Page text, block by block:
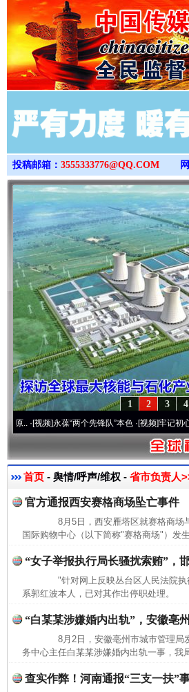
投稿邮箱： 3555333776@QQ.COM
4
3
2
1
频]永葆“两个先锋队”本色·[视频]牢记初心使命 奋
首页 - 舆情/呼声/维权 - 省市负责人
官方通报西安赛格商场坠亡事件
8月5日，西安雁塔区就赛格商场
国际购物中心（以下简称"赛格商场"）发
“女子举报执行局长骚扰索贿”，
"针对网上反映丛台区人民法院执
系郭红波本人，已对其作出停职处理
“白某某涉嫌婚内出轨”，安徽亳
8月2日，安徽亳州市城市管理局
务中心主任白某某涉嫌婚内出轨一事，
查实作弊！河南通报“三支一扶”